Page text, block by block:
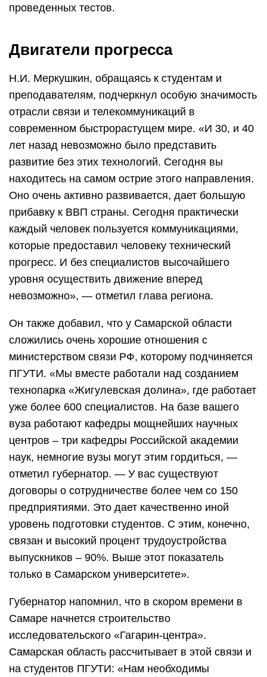
технопарка «Жигулевская долина», где работает
вуза работают кафедры мощнейших научных
центров – три кафедры Российской академии
наук, немногие вузы могут этим гордиться, —
отметил губернатор. — У вас существуют
договоры о сотрудничестве более чем со 150
предприятиями. Это дает качественно иной
уровень подготовки студентов. С этим, конечно,
связан и высокий процент трудоустройства
выпускников – 90%. Выше этот показатель
только в Самарском университете».
Губернатор напомнил, что в скором времени в
Самаре начнется строительство
исследовательского «Гагарин-центра».
Самарская область рассчитывает в этой связи и
на студентов ПГУТИ: «Нам необходимы
грамотные специалисты в области
информационных технологий,
телекоммуникаций, радиотехники, электроники,
чтобы мы могли своими силами решать самые
сложные задачи, связанные с автоматикой,
управлением в аэрокосмической отрасли».
Похожие записи:
Российская академия живописи, ваяния и
зодчества ильи глазунова